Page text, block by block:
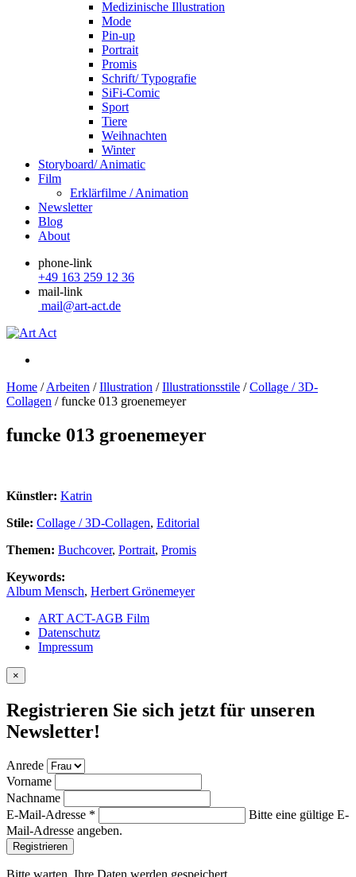
Medizinische Illustration
Mode
Pin-up
Portrait
Promis
Schrift/ Typografie
SiFi-Comic
Sport
Tiere
Weihnachten
Winter
Storyboard/ Animatic
Film
Erklärfilme / Animation
Newsletter
Blog
About
phone-link
+49 163 259 12 36
mail-link
mail@art-act.de
Home /Arbeiten /Illustration /Illustrationsstile /Collage / 3D-
Collagen /funcke 013 groenemeyer
funcke 013 groenemeyer
Künstler: Katrin
Stile: Collage / 3D-Collagen, Editorial
Themen: Buchcover, Portrait, Promis
Keywords:
Album Mensch, Herbert Grönemeyer
ART ACT-AGB Film
Datenschutz
Impressum
×
Registrieren Sie sich jetzt für unseren
Newsletter!
Anrede
Vorname
Nachname
E-Mail-Adresse *
Bitte eine gültige E-
Mail-Adresse angeben.
Bitte warten, Ihre Daten werden gespeichert.